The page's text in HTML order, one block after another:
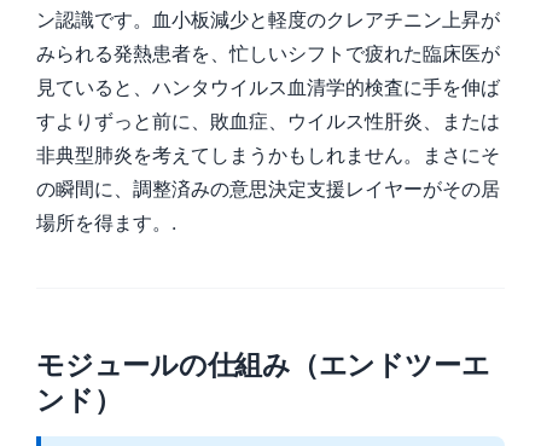
ン認識です。血小板減少と軽度のクレアチニン上昇が
みられる発熱患者を、忙しいシフトで疲れた臨床医が
見ていると、ハンタウイルス血清学的検査に手を伸ば
すよりずっと前に、敗血症、ウイルス性肝炎、または
非典型肺炎を考えてしまうかもしれません。まさにそ
の瞬間に、調整済みの意思決定支援レイヤーがその居
場所を得ます。.
モジュールの仕組み（エンドツーエ
ンド）